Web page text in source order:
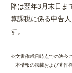
降は翌年3月末日ま
算課税に係る申告
す。
※文書作成日時点での法令
本情報の転載および著作